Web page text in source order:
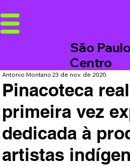
São
Centro
Pinacoteca
primeira vez
dedicada à
artistas
Antonio Montano23 de nov. de 2020